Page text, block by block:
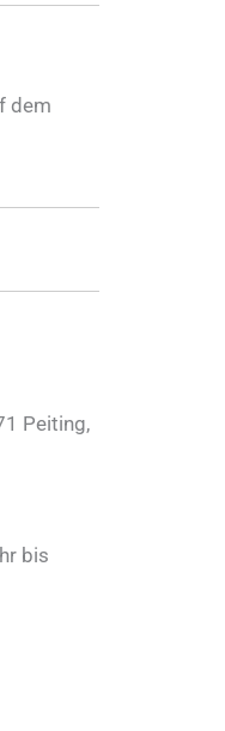
dem
Peiting,
bis